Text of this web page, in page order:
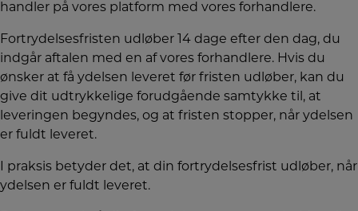
handler på vores platform med vores forhandlere.
Fortrydelsesfristen udløber 14 dage efter den dag, du
indgår aftalen med en af vores forhandlere. Hvis du
ønsker at få ydelsen leveret før fristen udløber, kan du
give dit udtrykkelige forudgående samtykke til, at
leveringen begyndes, og at fristen stopper, når ydelsen
er fuldt leveret.
I praksis betyder det, at din fortrydelsesfrist udløber, når
ydelsen er fuldt leveret.